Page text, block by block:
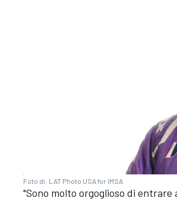
Foto di: LAT Photo USA for IMSA
"Sono molto orgoglioso di